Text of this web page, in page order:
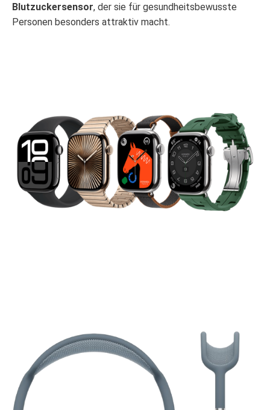
Blutzuckersensor, der sie für gesundheitsbewusste
Personen besonders attraktiv macht.